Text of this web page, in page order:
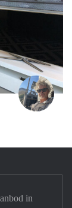
in